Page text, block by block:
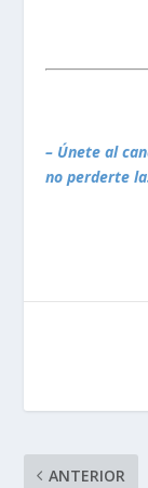
– Únete al
no perderte
ANTERIOR